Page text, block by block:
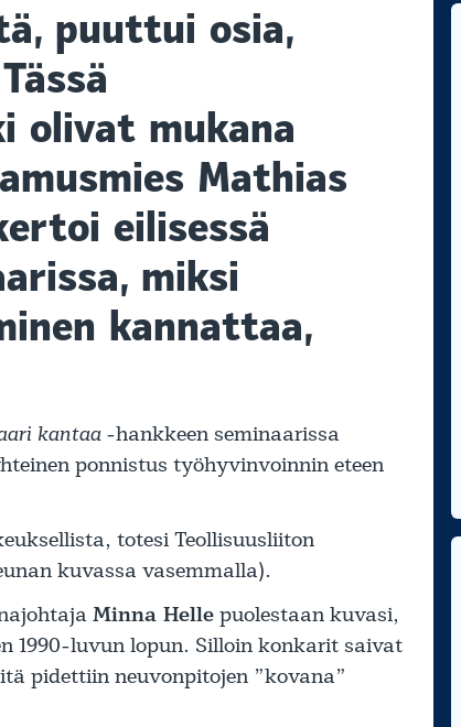
puuttui osia,
olivat mukana
Mathias
eilisessä
miksi
kannattaa,
kantaa-hankkeen seminaarissa
ponnistus työhyvinvoinnin eteen
totesi Teollisuusliiton
kuvassa vasemmalla).
Minna Helle puolestaan kuvasi,
1990-luvun lopun. Silloin konkarit saivat
pidettiin neuvonpitojen ”kovana”